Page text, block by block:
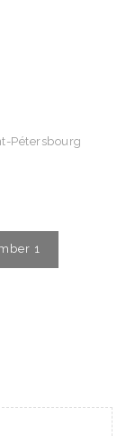
Pétersbourg
1